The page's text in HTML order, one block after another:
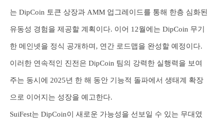
는 DipCoin 토큰 상장과 AMM 업그레이드를 통해 한층 심화된
유동성 경험을 제공할 계획이다. 이어 12월에는 DipCoin 무기
한 메인넷을 정식 공개하며, 연간 로드맵을 완성할 예정이다.
이러한 연속적인 진전은 DipCoin 팀의 강력한 실행력을 보여
주는 동시에 2025년 한 해 동안 기능적 돌파에서 생태계 확장
으로 이어지는 성장을 예고한다.
SuiFest는 DipCoin이 새로운 가능성을 선보일 수 있는 무대였